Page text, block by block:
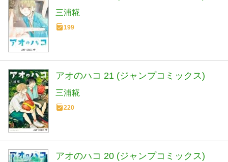
三浦糀
199
アオのハコ 21 (ジャンプコミックス)
三浦糀
220
アオのハコ 20 (ジャンプコミックス)